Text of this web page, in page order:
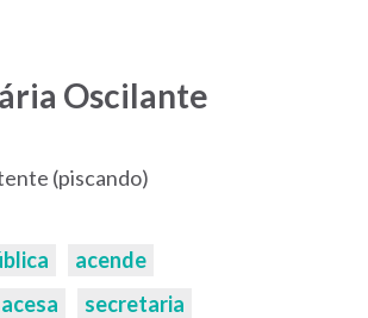
Oscilante
(piscando)
acende
acesa
secretaria